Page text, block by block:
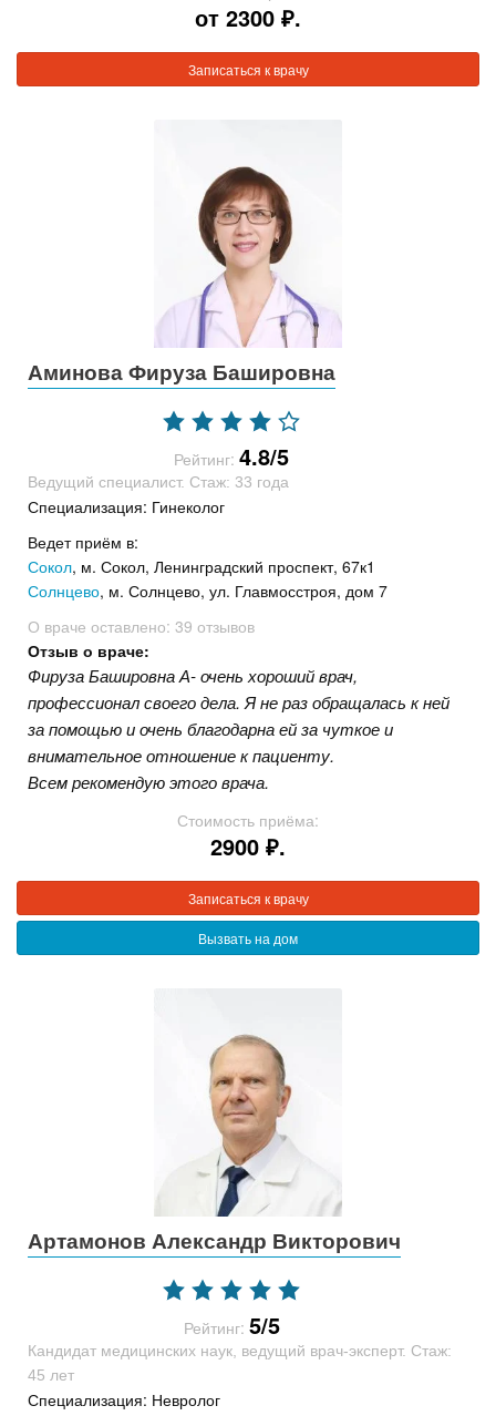
от 2300 ₽.
Записаться к врачу
Аминова Фируза Башировна
Рейтинг: 4.8/5
Ведущий специалист. Стаж: 33 года
Специализация: Гинеколог
Ведет приём в:
Сокол, м. Сокол, Ленинградский проспект, 67к1
Солнцево, м. Солнцево, ул. Главмосстроя, дом 7
О враче оставлено: 39 отзывов
Отзыв о враче:
Фируза Башировна А- очень хороший врач,
профессионал своего дела. Я не раз обращалась к ней
за помощью и очень благодарна ей за чуткое и
внимательное отношение к пациенту.
Всем рекомендую этого врача.
Стоимость приёма:
2900 ₽.
Записаться к врачу
Вызвать на дом
Артамонов Александр Викторович
Рейтинг: 5/5
Кандидат медицинских наук, ведущий врач-эксперт. Стаж:
45 лет
Специализация: Невролог